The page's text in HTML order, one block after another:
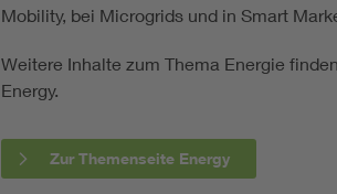
Mobility, bei Microgrids und in Smart
Weitere Inhalte zum Thema Energie
Energy.
Zur Themenseite Energy